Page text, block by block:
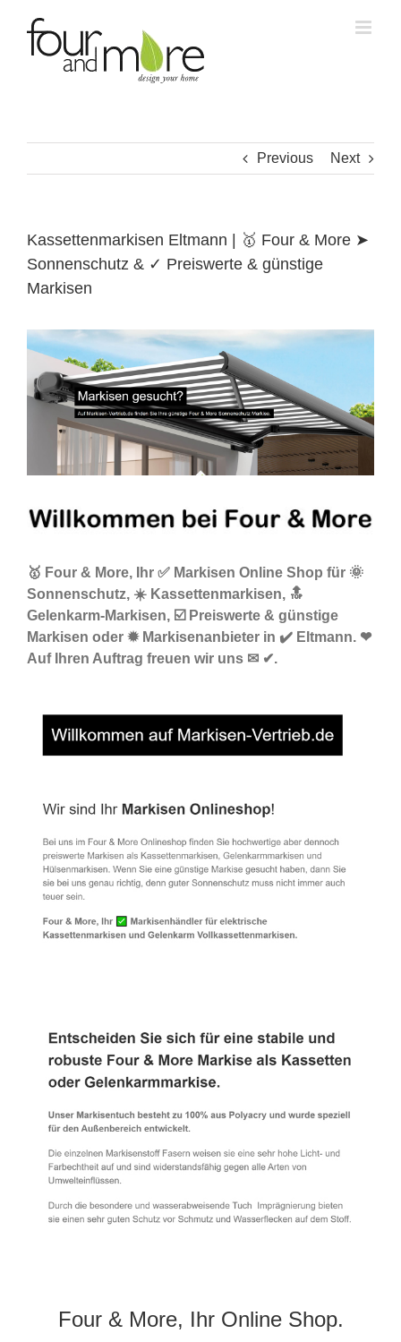
content
Previous Next
Kassettenmarkisen Eltmann | 🥇 Four & More ➤
Sonnenschutz & ✓ Preiswerte & günstige
Markisen
🥇 Four & More, Ihr ✅ Markisen Online Shop für 🌞
Sonnenschutz, ☀️ Kassettenmarkisen, 🔝
Gelenkarm-Markisen, ☑️ Preiswerte & günstige
Markisen oder ✹ Markisenanbieter in ✔️ Eltmann. ❤
Auf Ihren Auftrag freuen wir uns ✉ ✔.
Four & More, Ihr Online Shop.